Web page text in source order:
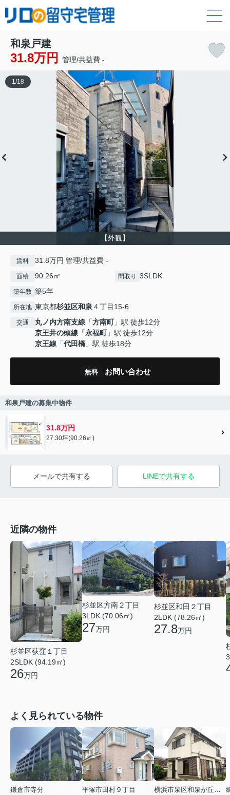
和泉戸建
31.8万円 管理/共益費 -
【外観】
1 /18
賃料 31.8万円 管理/共益費 -
面積 90.26㎡ 間取り 3SLDK
築年数 築5年
所在地 東京都杉並区和泉 ４丁目15-6
交通 丸ノ内方南支線 「方南町」駅 徒歩12分
京王井の頭線 「永福町」駅 徒歩12分
京王線 「代田橋 」駅 徒歩18分
無料 お問い合わせ
和泉戸建の募集中物件
31.8万円
27.30坪(90.26㎡)
メールで共有する LINEで共有する
近隣の物件
杉並区荻窪１丁目
2SLDK (94.19㎡)
26万円
杉並区方南２丁目
3LDK (70.06㎡)
27万円
杉並区和田２丁目
2LDK (78.26㎡)
27.8万円
よく見られている物件
鎌倉市寺分
平塚市田村９丁目
横浜市泉区和泉が丘３丁目